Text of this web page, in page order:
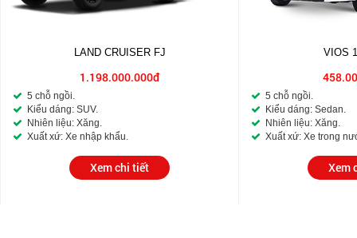
LAND CRUISER FJ
1.198.000.000đ
5 chỗ ngồi.
Kiểu dáng: SUV.
Nhiên liệu: Xăng.
Xuất xứ: Xe nhập khẩu.
Xem chi tiết
VIOS
5 chỗ ngồi.
Kiểu dáng: Sedan.
Nhiên liệu: Xăng.
Xuất xứ: Xe trong
Xem